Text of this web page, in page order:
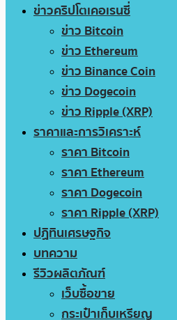
ข่าวคริปโตเคอเรนซี่
ข่าว Bitcoin
ข่าว Ethereum
ข่าว Binance Coin
ข่าว Dogecoin
ข่าว Ripple (XRP)
ราคาและการวิเคราะห์
ราคา Bitcoin
ราคา Ethereum
ราคา Dogecoin
ราคา Ripple (XRP)
ปฏิทินเศรษฐกิจ
บทความ
รีวิวผลิตภัณฑ์
เว็บซื้อขาย
กระเป๋าเก็บเหรียญ